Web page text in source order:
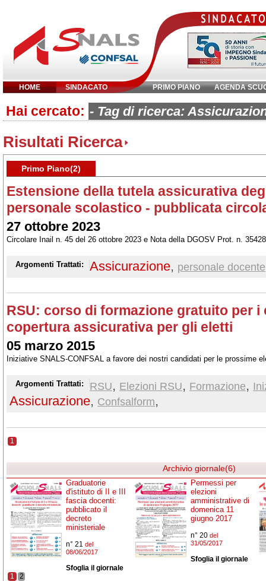
HOME SINDACATO PRIMO PIANO AGENDA
Inserisci parola chiave:
Hai cercato: - Tag di ricerca:
Risultati Ricerca
Primo Piano(2)
Estensione della tutela assicurativa
personale scolastico - pubblicata
27 ottobre 2023
Circolare Inail n. 45 del 26 ottobre 2023 e Nota della DGOSV Prot. n.
Argomenti Trattati: Assicurazione, personale docente
RSU: corso di formazione gratuito per i
copertura assicurativa per gli eletti
05 marzo 2015
Iniziative SNALS-CONFSAL a favore dei nostri candidati per le prossime
Argomenti Trattati: RSU, Elezioni RSU, Formazione,
Assicurazione, Confsalform,
1
Archivio giornale(6)
Graduatorie
d'istituto di II e III
fascia docenti:
pubblicato il
decreto
ministeriale
n° 21 del
08/06/2017
Sfoglia il giornale
Permessi per
elezioni
amministrative di
domenica 11
giugno 2017
n° 20 del
31/05/2017
Sfoglia il giornale
1 2